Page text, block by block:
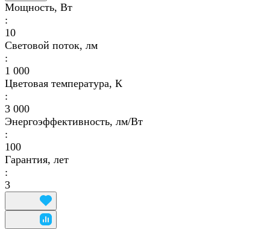
Мощность, Вт
:
10
Световой поток, лм
:
1 000
Цветовая температура, К
:
3 000
Энергоэффективность, лм/Вт
:
100
Гарантия, лет
:
3